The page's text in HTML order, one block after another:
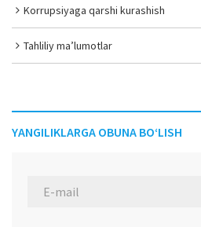
Korrupsiyaga qarshi kurashish
Tahliliy ma’lumotlar
YANGILIKLARGA OBUNA BO‘LISH